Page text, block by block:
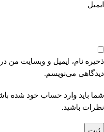
ایمیل
ذخیره نام، ایمیل و وبسایت من
دیدگاهی می‌نویسم.
شما باید وارد حساب خود شده
نظرات باشید.